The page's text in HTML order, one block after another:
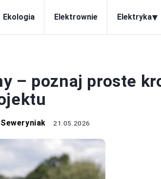
Ekologia Elektrownie Elektryka▾
– poznaj proste
21.05.2026